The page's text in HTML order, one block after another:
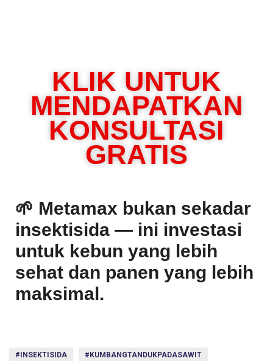
KLIK UNTUK
MENDAPATKAN
KONSULTASI
GRATIS
🌱 Metamax bukan sekadar
insektisida — ini investasi
untuk kebun yang lebih
sehat dan panen yang lebih
maksimal.
#INSEKTISIDA
#KUMBANGTANDUKPADASAWIT